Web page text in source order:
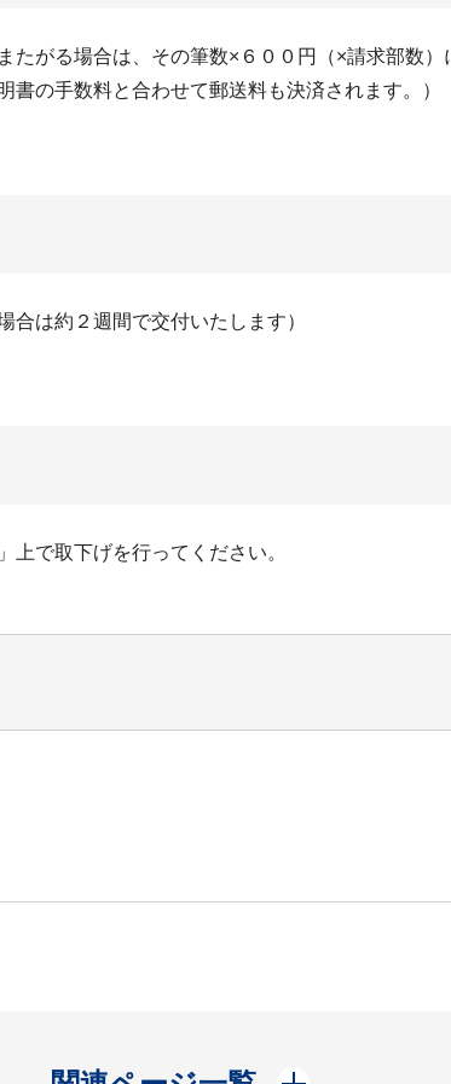
がる場合は、その筆数×６００円（×請求部数）
の手数料と合わせて郵送料も決済されます。）
は約２週間で交付いたします）
で取下げを行ってください。
開く